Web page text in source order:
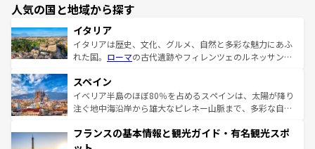
人気の国と地域から探す
イタリア
イタリアは歴史、文化、グルメ、自然と多彩な魅力にあふ
れた国。 ローマの古代遺跡やフィレンツェのルネッサンス
ろん、トスカーナの美しい田園風景やアマルフィ海岸の絶
景など、自然景観も見逃せない。観光の合間には、本場の
ピザやパスタなど、絶品のイタリア料理を堪能することも
ませてくれるイタリアで、忘れられない旅をしてみよう！
なお、新着のイタリア情報は
スペイン
イベリア半島のほぼ80％を占めるスペインは、太陽が降り
注ぐ地中海沿岸から雄大なピレネー山脈まで、多彩な自然
文化が根付くこの国では、情熱的なフラメンコ、熱気あふ
れる闘牛、そして美味しいタパスが生活の一部となってい
フランスの基本情報と観光ガイド・有名観光スポ